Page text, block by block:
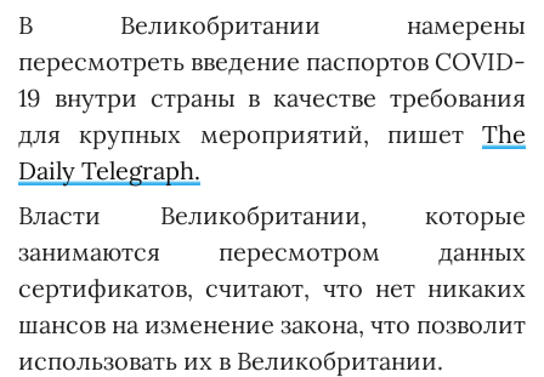
В Великобритании намерены
пересмотреть введение паспортов COVID-
19 внутри страны в качестве требования
для крупных мероприятий, пишет The
Daily Telegraph.
Власти Великобритании, которые
занимаются пересмотром данных
сертификатов, считают, что нет никаких
шансов на изменение закона, что позволит
использовать их в Великобритании.